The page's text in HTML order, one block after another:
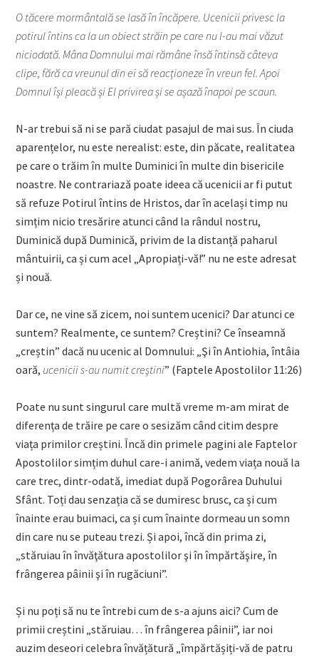
O tăcere mormântală se lasă în încăpere. Ucenicii privesc la
potirul întins ca la un obiect străin pe care nu l-au mai văzut
niciodată. Mâna Domnului mai rămâne însă întinsă câteva
clipe, fără ca vreunul din ei să reacționeze în vreun fel. Apoi
Domnul își pleacă și El privirea și se așază înapoi pe scaun.
N-ar trebui să ni se pară ciudat pasajul de mai sus. În ciuda
aparențelor, nu este nerealist: este, din păcate, realitatea
pe care o trăim în multe Duminici în multe din bisericile
noastre. Ne contrariază poate ideea că ucenicii ar fi putut
să refuze Potirul întins de Hristos, dar în același timp nu
simțim nicio tresărire atunci când la rândul nostru,
Duminică după Duminică, privim de la distanță paharul
mântuirii, ca și cum acel „Apropiați-vă!” nu ne este adresat
și nouă.
Dar ce, ne vine să zicem, noi suntem ucenici? Dar atunci ce
suntem? Realmente, ce suntem? Creștini? Ce înseamnă
„creștin” dacă nu ucenic al Domnului: „Şi în Antiohia, întâia
oară, ucenicii s-au numit creştini” (Faptele Apostolilor 11:26)
Poate nu sunt singurul care multă vreme m-am mirat de
diferența de trăire pe care o sesizăm când citim despre
viața primilor creștini. Încă din primele pagini ale Faptelor
Apostolilor simțim duhul care-i animă, vedem viața nouă la
care trec, dintr-odată, imediat după Pogorârea Duhului
Sfânt. Toți dau senzația că se dumiresc brusc, ca și cum
înainte erau buimaci, ca și cum înainte dormeau un somn
din care nu se puteau trezi. Și apoi, încă din prima zi,
„stăruiau în învăţătura apostolilor şi în împărtăşire, în
frângerea pâinii şi în rugăciuni”.
Și nu poți să nu te întrebi cum de s-a ajuns aici? Cum de
primii creștini „stăruiau… în frângerea pâinii”, iar noi
auzim deseori celebra învățătură „împărtășiți-vă de patru